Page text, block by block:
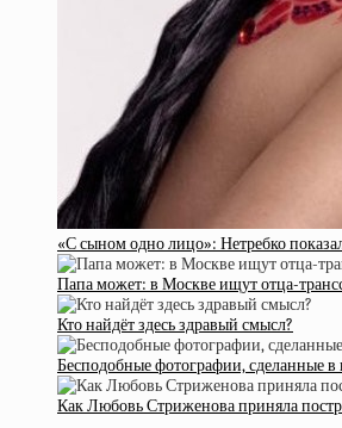
«С сыном одно лицо»: Нетребко
Папа может: в Москве ищут отца-
Кто найдёт здесь здравый смысл?
Бесподобные фотографии, сделанные
Как Любовь Стриженова приняла